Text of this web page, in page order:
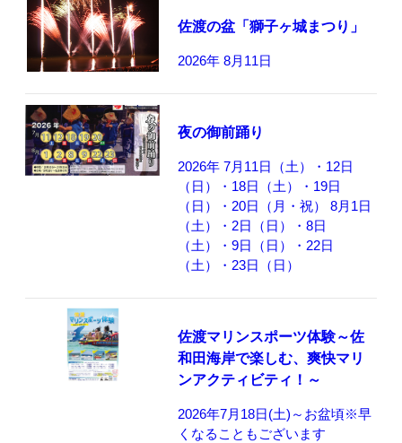
佐渡の盆「獅子ヶ城まつり」
2026年 8月11日
夜の御前踊り
2026年 7月11日（土）・12日
（日）・18日（土）・19日
（日）・20日（月・祝） 8月1日
（土）・2日（日）・8日
（土）・9日（日）・22日
（土）・23日（日）
佐渡マリンスポーツ体験～佐
和田海岸で楽しむ、爽快マリ
ンアクティビティ！～
2026年7月18日(土)～お盆頃※早
くなることもございます